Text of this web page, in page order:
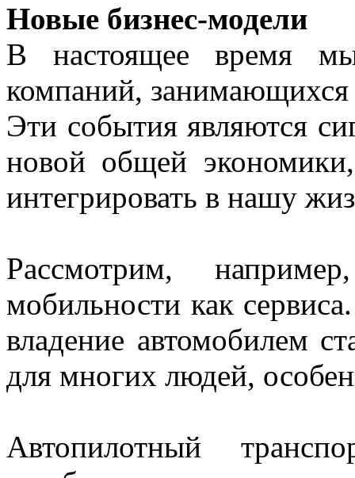
Новые бизнес-модели
В настоящее время
компаний, занимающихся
Эти события являются
новой общей
интегрировать в нашу
Рассмотрим,
мобильности как
владение автомобилем
для многих людей,
Автопилотный